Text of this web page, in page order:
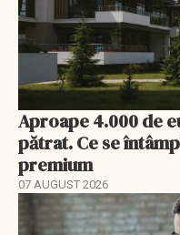
Aproape 4.000 de
pătrat. Ce se
premium
07 AUGUST 2026